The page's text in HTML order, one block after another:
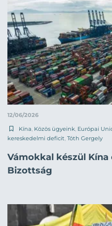
12/06/2026
Kína, Közös ügyeink, Európai
kereskedelmi deficit, Tóth Gergely
Vámokkal készül Kína
Bizottság